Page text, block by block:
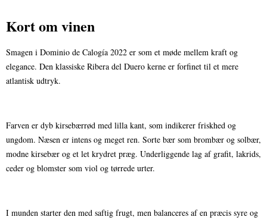
Kort om vinen
Smagen i Dominio de Calogía 2022 er som et møde mellem kraft og
elegance. Den klassiske Ribera del Duero kerne er forfinet til et mere
atlantisk udtryk.
Farven er dyb kirsebærrød med lilla kant, som indikerer friskhed og
ungdom. Næsen er intens og meget ren. Sorte bær som brombær og solbær,
modne kirsebær og et let krydret præg. Underliggende lag af grafit, lakrids,
ceder og blomster som viol og tørrede urter.
I munden starter den med saftig frugt, men balanceres af en præcis syre og